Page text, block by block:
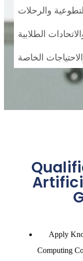
والرحلات
الطلابية
الخاصة
Apply
Computing